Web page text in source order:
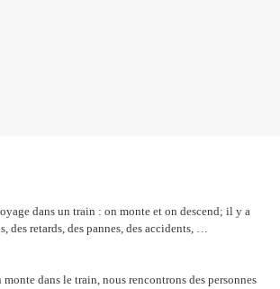
dans un train : on monte et on descend; il y a
des retards, des pannes, des accidents, …
dans le train, nous rencontrons des personnes